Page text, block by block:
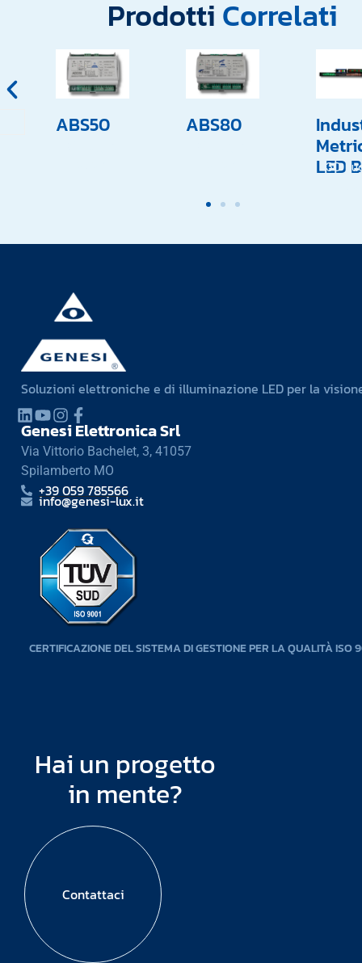
Prodotti Correlati
ABS50 ABS80
LED
30
Soluzioni elettroniche e di illuminazione LED per la
Genesi Elettronica Srl
Via Vittorio Bachelet, 3, 41057
Spilamberto MO
+39 059 785566
info@genesi-lux.it
CERTIFICAZIONE DEL SISTEMA DI GESTIONE PER LA QUALITÀ ISO
Hai un progetto
in mente?
Contattaci